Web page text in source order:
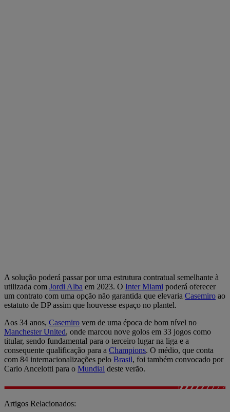
A solução poderá passar por uma estrutura contratual semelhante à
utilizada com Jordi Alba em 2023. O Inter Miami poderá oferecer
um contrato com uma opção não garantida que elevaria Casemiro ao
estatuto de DP assim que houvesse espaço no plantel.
Aos 34 anos, Casemiro vem de uma época de bom nível no
Manchester United, onde marcou nove golos em 33 jogos como
titular, sendo fundamental para o terceiro lugar na liga e a
consequente qualificação para a Champions. O médio, que conta
com 84 internacionalizações pelo Brasil, foi também convocado por
Carlo Ancelotti para o Mundial deste verão.
Artigos Relacionados: